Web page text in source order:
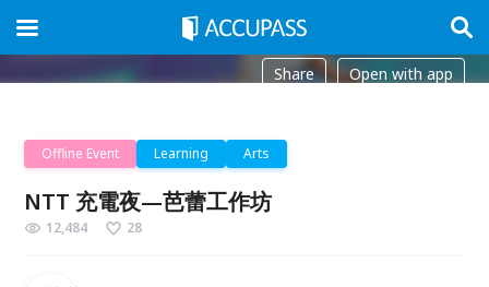
Share Open with app
Offline Event Learning Arts
NTT 充電夜—芭蕾工作坊
12,484 28